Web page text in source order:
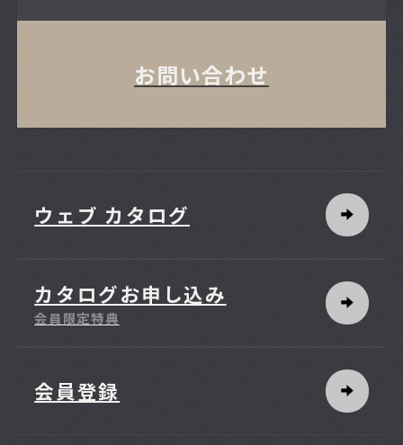
お問い合わせ
ウェブ カタログ
カタログお申し込み
会員限定特典
会員登録